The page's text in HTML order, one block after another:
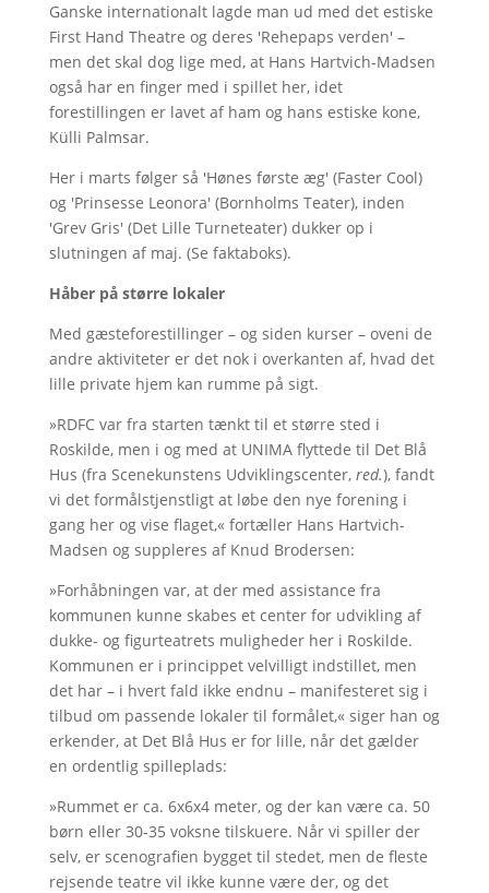
Ganske internationalt lagde man ud med det estiske
First Hand Theatre og deres 'Rehepaps verden' –
men det skal dog lige med, at Hans Hartvich-Madsen
også har en finger med i spillet her, idet
forestillingen er lavet af ham og hans estiske kone,
Külli Palmsar.
Her i marts følger så 'Hønes første æg' (Faster Cool)
og 'Prinsesse Leonora' (Bornholms Teater), inden
'Grev Gris' (Det Lille Turneteater) dukker op i
slutningen af maj. (Se faktaboks).
Håber på større lokaler
Med gæsteforestillinger – og siden kurser – oveni de
andre aktiviteter er det nok i overkanten af, hvad det
lille private hjem kan rumme på sigt.
»RDFC var fra starten tænkt til et større sted i
Roskilde, men i og med at UNIMA flyttede til Det Blå
Hus (fra Scenekunstens Udviklingscenter,red.), fandt
vi det formålstjenstligt at løbe den nye forening i
gang her og vise flaget,« fortæller Hans Hartvich-
Madsen og suppleres af Knud Brodersen:
»Forhåbningen var, at der med assistance fra
kommunen kunne skabes et center for udvikling af
dukke- og figurteatrets muligheder her i Roskilde.
Kommunen er i princippet velvilligt indstillet, men
det har – i hvert fald ikke endnu – manifesteret sig i
tilbud om passende lokaler til formålet,« siger han og
erkender, at Det Blå Hus er for lille, når det gælder
en ordentlig spilleplads:
»Rummet er ca. 6x6x4 meter, og der kan være ca. 50
børn eller 30-35 voksne tilskuere. Når vi spiller der
selv, er scenografien bygget til stedet, men de fleste
rejsende teatre vil ikke kunne være der, og det